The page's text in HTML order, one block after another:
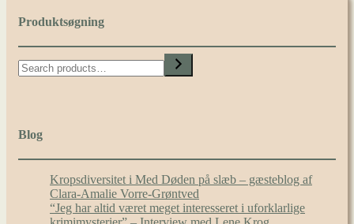
Produktsøgning
Search
Blog
Kropsdiversitet i Med Døden på slæb – gæsteblog af
Clara-Amalie Vorre-Grøntved
“Jeg har altid været meget interesseret i uforklarlige